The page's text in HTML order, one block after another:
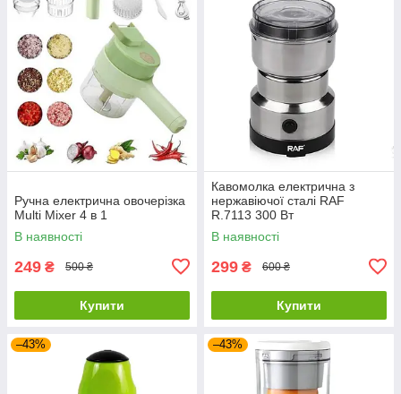
Ручна електрична овочерізка
Multi Mixer 4 в 1
В наявності
249 ₴ 500 ₴
Купити
Кавомолка електрична з
нержавіючої сталі RAF
R.7113 300 Вт
В наявності
299 ₴ 600 ₴
Купити
–43% –43%